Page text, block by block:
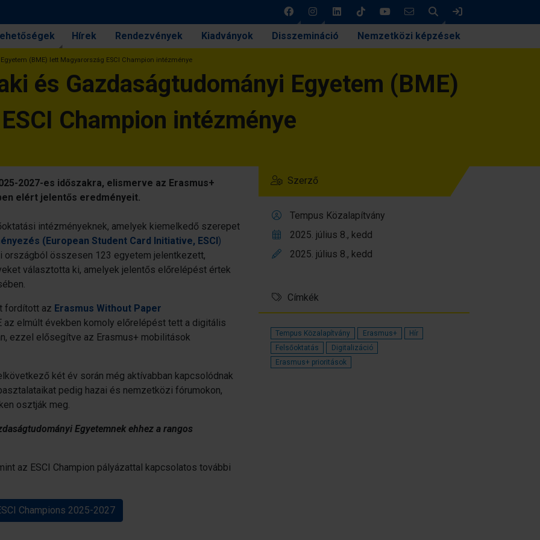
Keresés
Hírek Rendezvények Kiadványok Disszemináció Nemzetközi képzések
(BME) lett Magyarország ESCI Champion intézménye
és Gazdaságtudományi Egyetem (BME)
Champion intézménye
2027-es időszakra, elismerve az Erasmus+
elért jelentős eredményeit.
intézményeknek, amelyek kiemelkedő szerepet
(European Student Card Initiative, ESCI)
országból összesen 123 egyetem jelentkezett,
választotta ki, amelyek jelentős előrelépést értek
fordított az Erasmus Without Paper
az elmúlt években komoly előrelépést tett a digitális
ezzel elősegítve az Erasmus+ mobilitások
két év során még aktívabban kapcsolódnak
pedig hazai és nemzetközi fórumokon,
osztják meg.
Egyetemnek ehhez a rangos
az ESCI Champion pályázattal kapcsolatos további
Champions 2025-2027
Szerző
Tempus Közalapítvány
2025. július 8., kedd
2025. július 8., kedd
Címkék
Tempus Közalapítvány Erasmus+
Hír
Felsőoktatás
Digitalizáció
Erasmus+ prioritások